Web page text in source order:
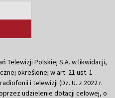
Telewizji Polskiej S.A. w likwidacji,
określonej w art. 21 ust. 1
i telewizji (Dz. U. z 2022 r.
udzielenie dotacji celowej, o